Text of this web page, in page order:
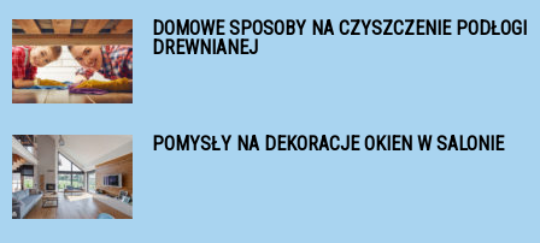
DOMOWE SPOSOBY NA CZYSZCZENIE PODŁOGI
DREWNIANEJ
POMYSŁY NA DEKORACJE OKIEN W SALONIE